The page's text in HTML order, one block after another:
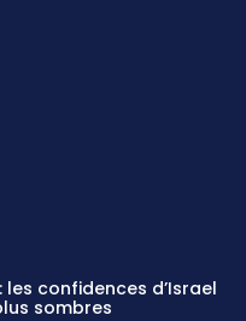
les confidences d’Israel
sombres